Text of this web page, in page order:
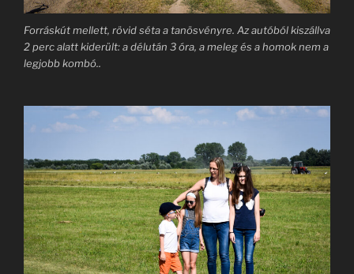
Forráskút mellett, rövid séta a tanösvényre. Az autóból kiszállva
2 perc alatt kiderült: a délután 3 óra, a meleg és a homok nem a
legjobb kombó..